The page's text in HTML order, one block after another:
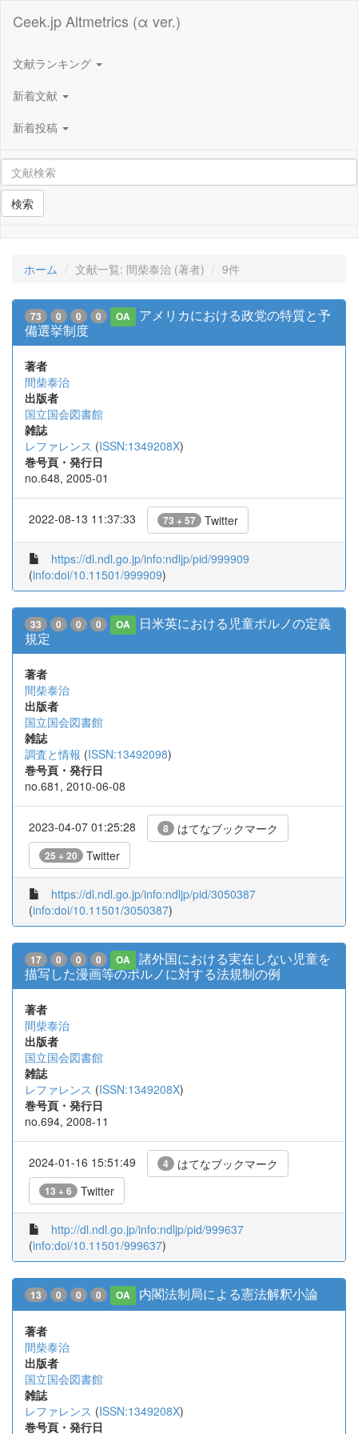
Ceek.jp Altmetrics (α ver.)
文献ランキング
新着文献
新着投稿
検索
ホーム 文献一覧: 間柴泰治 (著者) 9件
73 0 0 0 OA
アメリカにおける政党の特質と予
備選挙制度
著者
間柴泰治
出版者
国立国会図書館
雑誌
レファレンス (ISSN:1349208X)
巻号頁・発行日
no.648, 2005-01
2022-08-13 11:37:33 73 + 57 Twitter
https://dl.ndl.go.jp/info:ndljp/pid/999909
(info:doi/10.11501/999909)
33 0 0 0 OA
日米英における児童ポルノの定義
規定
著者
間柴泰治
出版者
国立国会図書館
雑誌
調査と情報 (ISSN:13492098)
巻号頁・発行日
no.681, 2010-06-08
2023-04-07 01:25:28 8 はてなブックマーク
25 + 20 Twitter
https://dl.ndl.go.jp/info:ndljp/pid/3050387
(info:doi/10.11501/3050387)
17 0 0 0 OA
諸外国における実在しない児童を
描写した漫画等のポルノに対する法規制の例
著者
間柴泰治
出版者
国立国会図書館
雑誌
レファレンス (ISSN:1349208X)
巻号頁・発行日
no.694, 2008-11
2024-01-16 15:51:49 4 はてなブックマーク
13 + 6 Twitter
http://dl.ndl.go.jp/info:ndljp/pid/999637
(info:doi/10.11501/999637)
13 0 0 0 OA 内閣法制局による憲法解釈小論
著者
間柴泰治
出版者
国立国会図書館
雑誌
レファレンス (ISSN:1349208X)
巻号頁・発行日